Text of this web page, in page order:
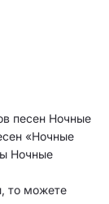
песен Ночные
«Ночные
Ночные
то можете